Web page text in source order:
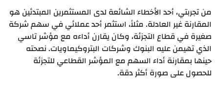
من تجربتي، أحد الأخطاء الشائعة لدى المستثمرين المبتدئين هو
المقارنة غير العادلة. مثلاً، استثمر أحد عملائي في سهم شركة
صغيرة في قطاع التجزئة، وكان يقارن أداءه مع مؤشر تاسي
الذي تهيمن عليه البنوك وشركات البتروكيماويات. نصحته
حينها بمقارنة أداء السهم مع المؤشر القطاعي للتجزئة
للحصول على صورة أكثر دقة.